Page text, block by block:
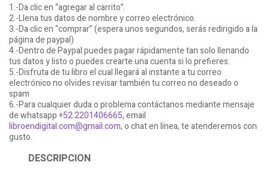
1.-Da clic en “agregar al carrito”.
2.-Llena tus datos de nombre y correo electrónico.
3.-Da clic en “comprar” (espera unos segundos, serás redirigido a la
página de paypal)
4.-Dentro de Paypal puedes pagar rápidamente tan solo llenando
tus datos y listo o puedes crearte una cuenta si lo prefieres.
5.-Disfruta de tu libro el cual llegará al instante a tu correo
electrónico no olvides revisar también tu correo no deseado o
spam
6.-Para cualquier duda o problema contáctanos mediante mensaje
de whatsapp+52 2201406665, email
libroendigital.com@gmail.com, o chat en línea, te atenderemos con
gusto.
DESCRIPCION